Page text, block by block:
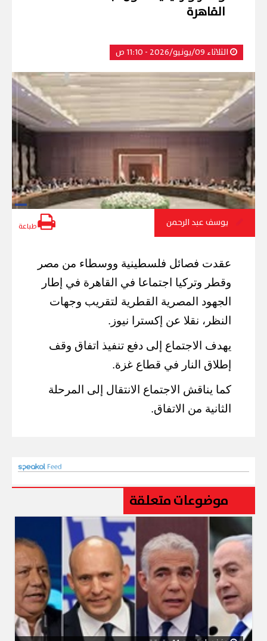
القاهرة
الثلاثاء 09/يونيو/2026 - 11:10 ص
يوسف عبد الرحمن طباعة
عقدت فصائل فلسطينية ووسطاء من مصر
وقطر وتركيا اجتماعا في القاهرة في إطار
الجهود المصرية القطرية لتقريب وجهات
النظر، نقلا عن إكسترا نيوز.
يهدف الاجتماع إلى دفع تنفيذ اتفاق وقف
إطلاق النار في قطاع غزة.
كما يناقش الاجتماع الانتقال إلى المرحلة
الثانية من الاتفاق.
موضوعات متعلقة